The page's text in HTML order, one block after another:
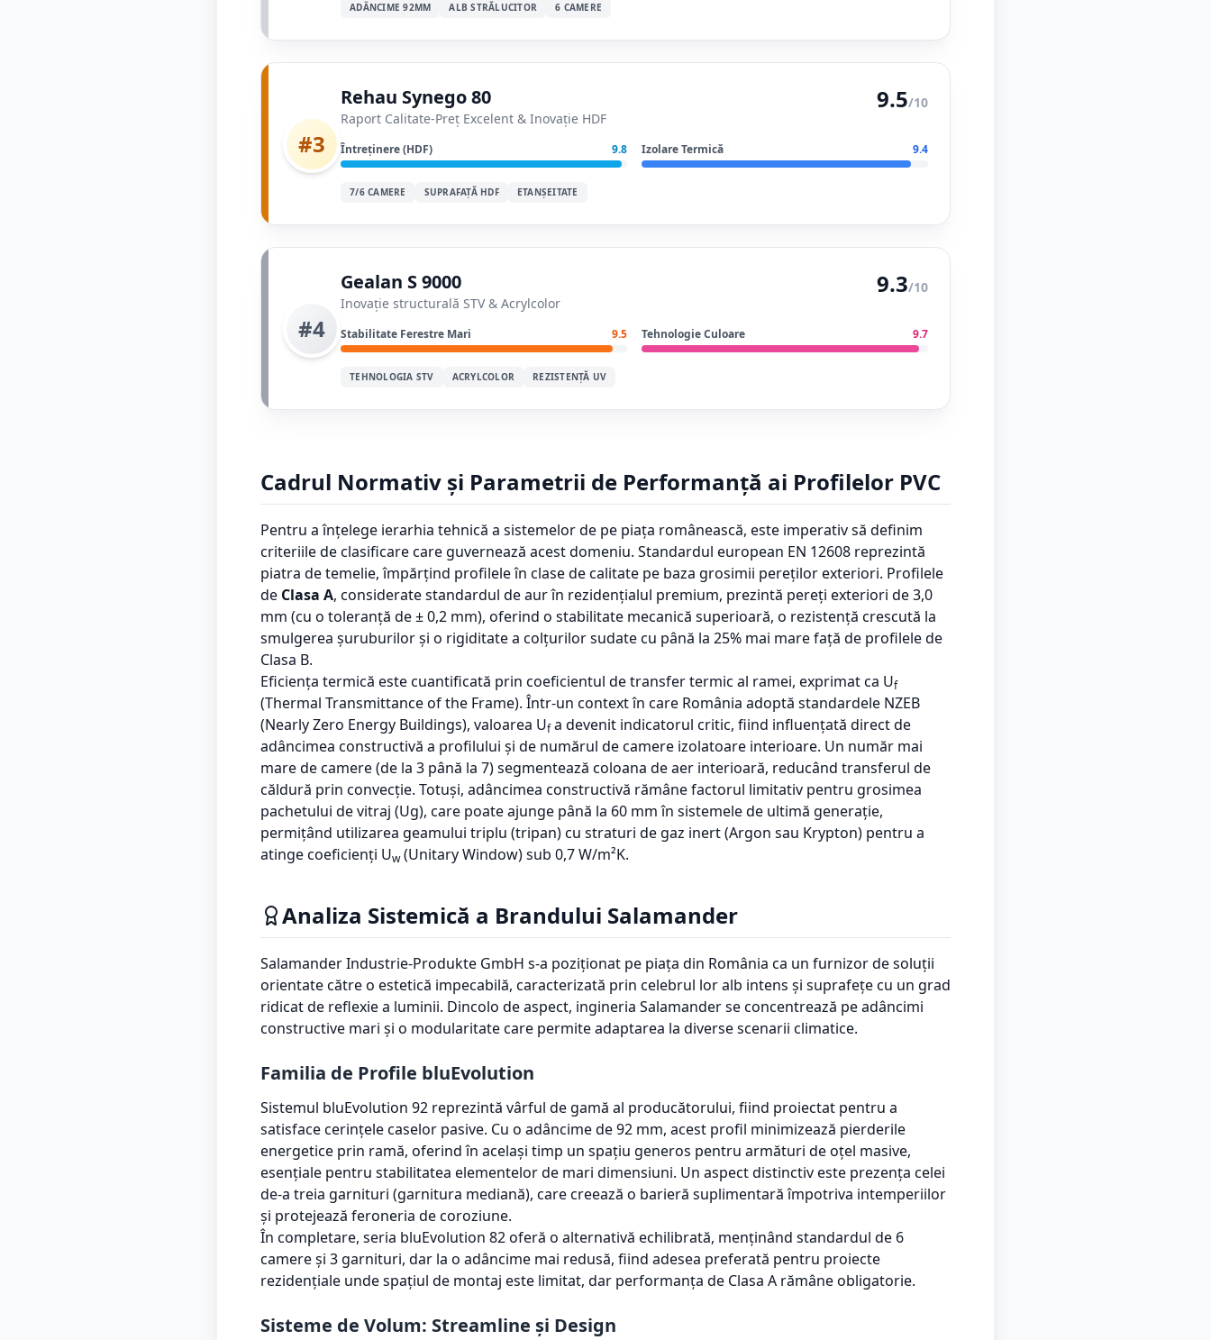
ADÂNCIME 92MM ALB STRĂLUCITOR 6 CAMERE
#3
Rehau Synego 80
Raport Calitate-Preț Excelent & Inovație HDF
9.5/10
Întreținere (HDF) 9.8 Izolare Termică 9.4
7/6 CAMERE SUPRAFAȚĂ HDF ETANȘEITATE
#4
Gealan S 9000
Inovație structurală STV & Acrylcolor
9.3/10
Stabilitate Ferestre Mari 9.5 Tehnologie Culoare 9.7
TEHNOLOGIA STV ACRYLCOLOR REZISTENȚĂ UV
Cadrul Normativ și Parametrii de Performanță ai Profilelor PVC
Pentru a înțelege ierarhia tehnică a sistemelor de pe piața românească, este imperativ să definim
criteriile de clasificare care guvernează acest domeniu. Standardul european EN 12608 reprezintă
piatra de temelie, împărțind profilele în clase de calitate pe baza grosimii pereților exteriori. Profilele
de Clasa A, considerate standardul de aur în rezidențialul premium, prezintă pereți exteriori de 3,0
mm (cu o toleranță de ± 0,2 mm), oferind o stabilitate mecanică superioară, o rezistență crescută la
smulgerea șuruburilor și o rigiditate a colțurilor sudate cu până la 25% mai mare față de profilele de
Clasa B.
Eficiența termică este cuantificată prin coeficientul de transfer termic al ramei, exprimat ca Uf
(Thermal Transmittance of the Frame). Într-un context în care România adoptă standardele NZEB
(Nearly Zero Energy Buildings), valoarea Ufa devenit indicatorul critic, fiind influențată direct de
adâncimea constructivă a profilului și de numărul de camere izolatoare interioare. Un număr mai
mare de camere (de la 3 până la 7) segmentează coloana de aer interioară, reducând transferul de
căldură prin convecție. Totuși, adâncimea constructivă rămâne factorul limitativ pentru grosimea
pachetului de vitraj (Ug), care poate ajunge până la 60 mm în sistemele de ultimă generație,
permițând utilizarea geamului triplu (tripan) cu straturi de gaz inert (Argon sau Krypton) pentru a
atinge coeficienți Uw(Unitary Window) sub 0,7 W/m²K.
Analiza Sistemică a Brandului Salamander
Salamander Industrie-Produkte GmbH s-a poziționat pe piața din România ca un furnizor de soluții
orientate către o estetică impecabilă, caracterizată prin celebrul lor alb intens și suprafețe cu un grad
ridicat de reflexie a luminii. Dincolo de aspect, ingineria Salamander se concentrează pe adâncimi
constructive mari și o modularitate care permite adaptarea la diverse scenarii climatice.
Familia de Profile bluEvolution
Sistemul bluEvolution 92 reprezintă vârful de gamă al producătorului, fiind proiectat pentru a
satisface cerințele caselor pasive. Cu o adâncime de 92 mm, acest profil minimizează pierderile
energetice prin ramă, oferind în același timp un spațiu generos pentru armături de oțel masive,
esențiale pentru stabilitatea elementelor de mari dimensiuni. Un aspect distinctiv este prezența celei
de-a treia garnituri (garnitura mediană), care creează o barieră suplimentară împotriva intemperiilor
și protejează feroneria de coroziune.
În completare, seria bluEvolution 82 oferă o alternativă echilibrată, menținând standardul de 6
camere și 3 garnituri, dar la o adâncime mai redusă, fiind adesea preferată pentru proiecte
rezidențiale unde spațiul de montaj este limitat, dar performanța de Clasa A rămâne obligatorie.
Sisteme de Volum: Streamline și Design